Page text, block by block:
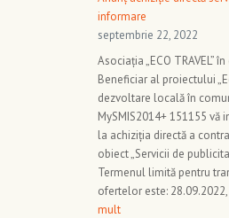
informare
septembrie 22, 2022
Asociația „ECO TRAVEL”
Beneficiar al proiectului
dezvoltare locală în
MySMIS2014+ 151155 vă
la achiziția directă a
obiect „Servicii de
Termenul limită pentru
ofertelor este:
mult